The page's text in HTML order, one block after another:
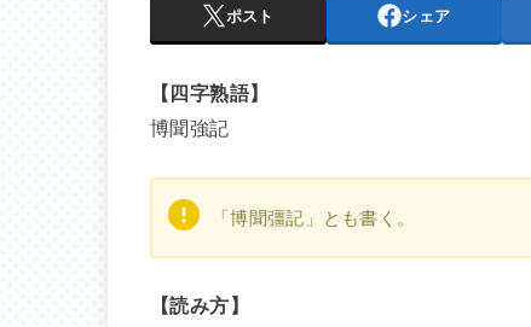
ポスト シェア
【四字熟語】
博聞強記
「博聞彊記」とも書く。
【読み方】